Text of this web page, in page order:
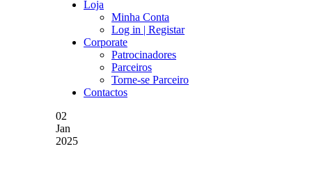
Loja
Minha Conta
Log in | Registar
Corporate
Patrocinadores
Parceiros
Torne-se Parceiro
Contactos
02
Jan
2025